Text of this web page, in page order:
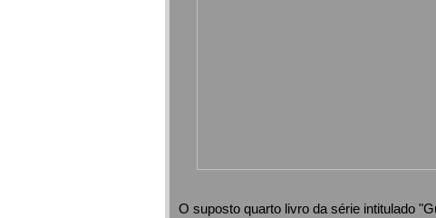
O suposto quarto livro da série intitulado